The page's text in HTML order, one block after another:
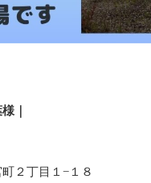
｜
２丁目１−１８